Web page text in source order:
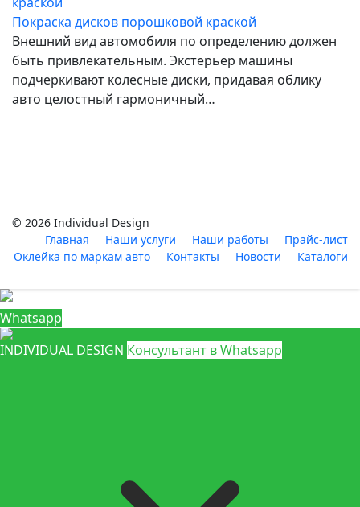
Покраска дисков порошковой краской
Внешний вид автомобиля по определению должен
быть привлекательным. Экстерьер машины
подчеркивают колесные диски, придавая облику
авто целостный гармоничный…
© 2026 Individual Design
Главная
Наши услуги Наши работы
Прайс-лист
Оклейка по маркам авто
Контакты Новости Каталоги
Whatsapp
INDIVIDUAL DESIGN Консультант в Whatsapp